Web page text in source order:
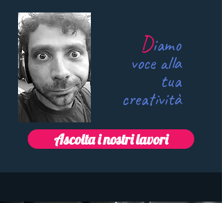
Diamo
voce alla
tua
creatività
Ascolta i nostri lavori